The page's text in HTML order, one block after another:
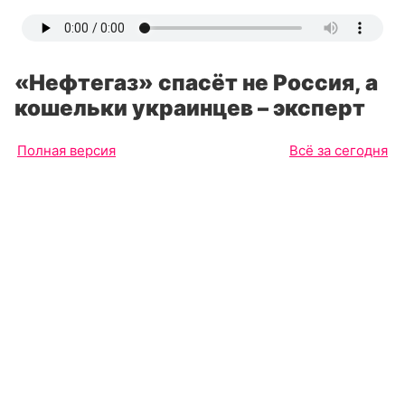
«Нефтегаз» спасёт не Россия, а
кошельки украинцев – эксперт
Полная версия Всё за сегодня